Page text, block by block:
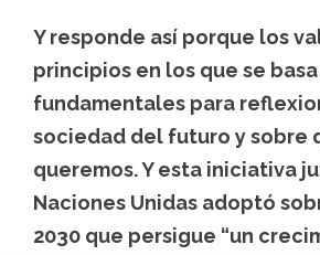
Y responde así porque los
principios en los que se basa
fundamentales para
sociedad del futuro y sobre
queremos.Y esta iniciativa
Naciones Unidas adoptó
2030 que persigue “un